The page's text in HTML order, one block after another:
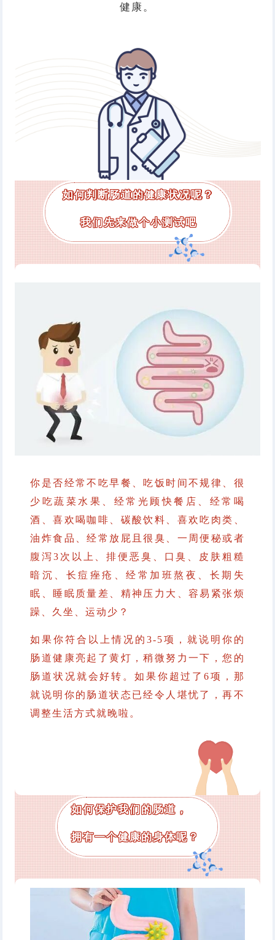
健康。
如何判断肠道的健康状况呢？
我们先来做个小测试吧
你是否经常不吃早餐、吃饭时间不规律、很
少吃蔬菜水果、经常光顾快餐店、经常喝
酒、喜欢喝咖啡、碳酸饮料、喜欢吃肉类、
油炸食品、经常放屁且很臭、一周便秘或者
腹泻3次以上、排便恶臭、口臭、皮肤粗糙
暗沉、长痘痤疮、经常加班熬夜、长期失
眠、睡眠质量差、精神压力大、容易紧张烦
躁、久坐、运动少？
如果你符合以上情况的3-5项，就说明你的
肠道健康亮起了黄灯，稍微努力一下，您的
肠道状况就会好转。如果你超过了6项，那
就说明你的肠道状态已经令人堪忧了，再不
调整生活方式就晚啦。
如何保护我们的肠道，
拥有一个健康的身体呢？